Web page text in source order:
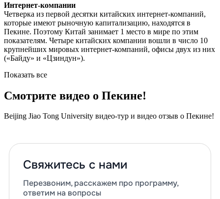
Интернет-компании
Четверка из первой десятки китайских интернет-компаний,
которые имеют рыночную капитализацию, находятся в
Пекине. Поэтому Китай занимает 1 место в мире по этим
показателям. Четыре китайских компании вошли в число 10
крупнейших мировых интернет-компаний, офисы двух из них
(«Байду» и «Цзиндун»).
Показать все
Смотрите видео о Пекине!
Beijing Jiao Tong University видео-тур и видео отзыв о Пекине!
Свяжитесь с нами
Перезвоним, расскажем про программу,
ответим на вопросы